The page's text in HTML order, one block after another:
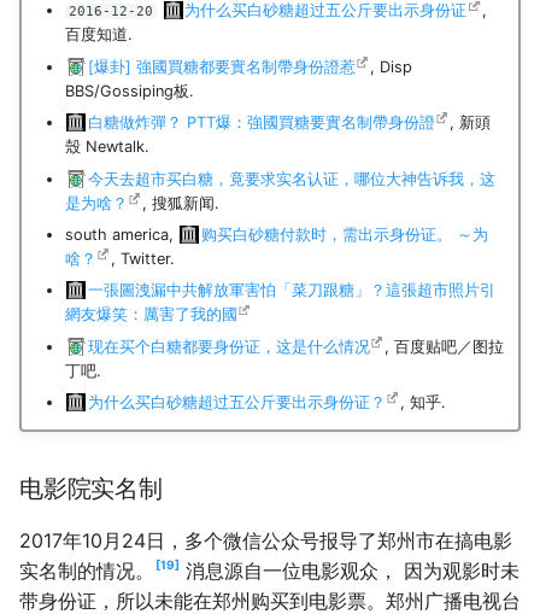
2016-12-20 为什么买白砂糖超过五公斤要出示身份证
,
百度知道.
[爆卦] 強國買糖都要實名制帶身份證惹
, Disp
BBS/Gossiping板.
白糖做炸彈？ PTT爆：強國買糖要實名制帶身份證
, 新頭
殼 Newtalk.
今天去超市买白糖，竟要求实名认证，哪位大神告诉我，这
是为啥？
, 搜狐新闻.
south america,
购买白砂糖付款时，需出示身份证。 ～为
啥？
, Twitter.
一張圖洩漏中共解放軍害怕「菜刀跟糖」？這張超市照片引
網友爆笑：厲害了我的國
现在买个白糖都要身份证，这是什么情况
, 百度贴吧／图拉
丁吧.
为什么买白砂糖超过五公斤要出示身份证？
, 知乎.
电影院实名制
2017年10月24日，多个微信公众号报导了郑州市在搞电影
实名制的情况。
19
消息源自一位电影观众， 因为观影时未
带身份证，所以未能在郑州购买到电影票。郑州广播电视台